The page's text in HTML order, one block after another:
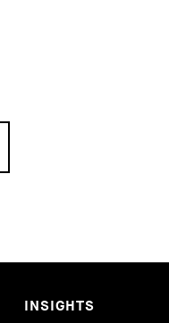
INSIGHTS